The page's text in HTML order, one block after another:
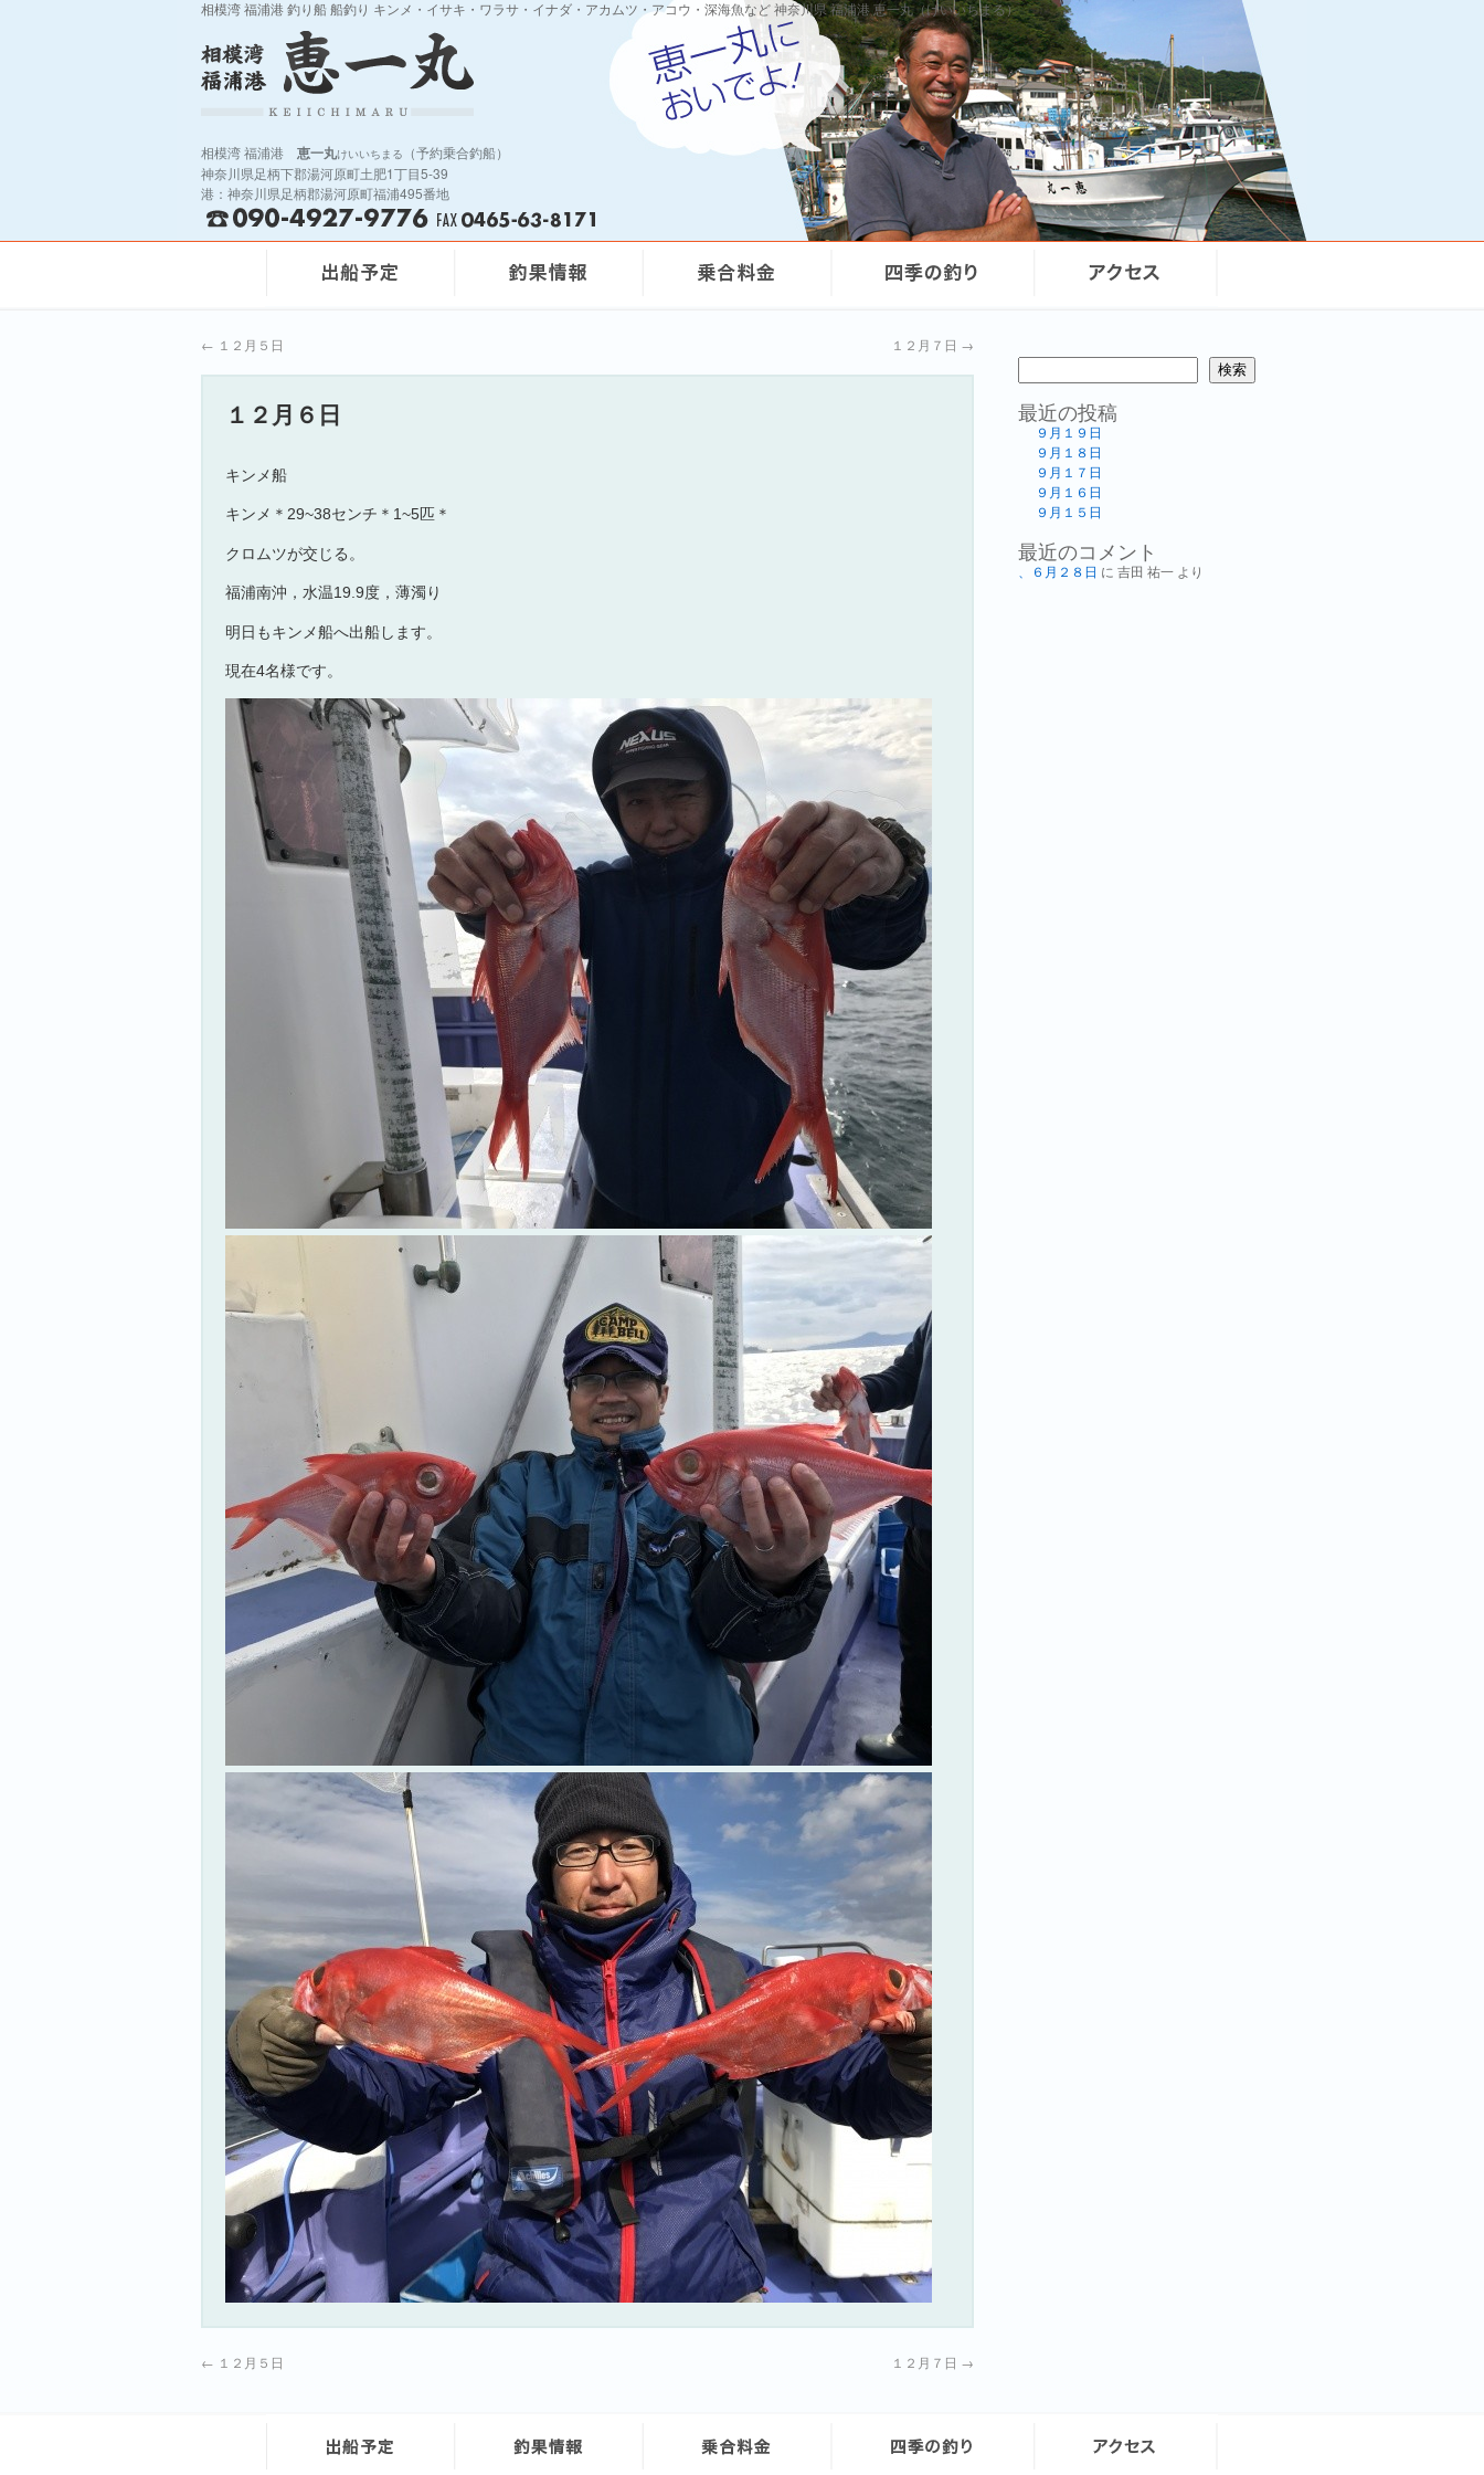
相模湾 福浦港 釣り船 船釣り キンメ・イサキ・ワラサ・イナダ・アカムツ・アコウ・深海魚など 神奈川県 福浦港 恵一丸（けいいちまる）
相模湾 福浦港 恵一丸けいいちまる
（予約乗合釣船）
神奈川県足柄下郡湯河原町土肥1丁目5-39
港：神奈川県足柄郡湯河原町福浦495番地
← １２月５日 １２月７日 →
１２月６日
キンメ船
キンメ＊29~38センチ＊1~5匹＊
クロムツが交じる。
福浦南沖，水温19.9度，薄濁り
明日もキンメ船へ出船します。
現在4名様です。
← １２月５日 １２月７日 →
検索
最近の投稿
９月１９日
９月１８日
９月１７日
９月１６日
９月１５日
最近のコメント
、６月２８日 に 吉田 祐一 より